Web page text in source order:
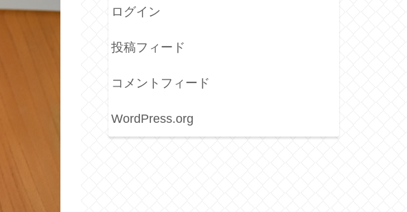
ログイン
投稿フィード
コメントフィード
WordPress.org